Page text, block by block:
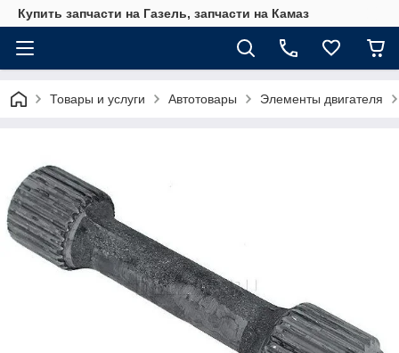
Купить запчасти на Газель, запчасти на Камаз
Товары и услуги Автотовары Элементы двигателя